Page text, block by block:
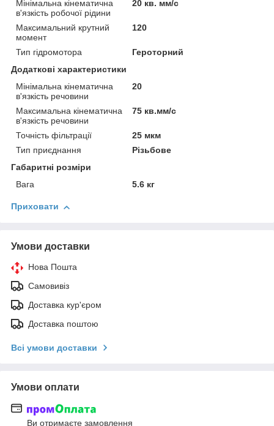
Мінімальна кінематична
в'язкість робочої рідини
20 кв. мм/с
Максимальний крутний
момент
120
Тип гідромотора
Героторний
Додаткові характеристики
Мінімальна кінематична
в'язкість речовини
20
Максимальна кінематична
в'язкість речовини
75 кв.мм/с
Точність фільтрації
25 мкм
Тип приєднання
Різьбове
Габаритні розміри
Вага
5.6 кг
Приховати
Умови доставки
Нова Пошта
Самовивіз
Доставка кур'єром
Доставка поштою
Всі умови доставки
Умови оплати
Ви отримаєте замовлення